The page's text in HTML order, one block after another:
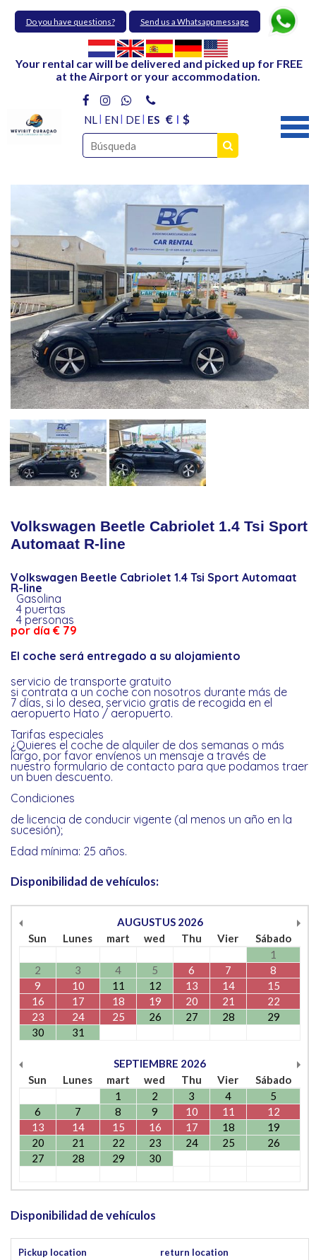
Do you have questions? Send us a Whatsapp message
Your rental car will be delivered and picked up for FREE
at the Airport or your accommodation.
NL EN DE ES € $
Volkswagen Beetle Cabriolet 1.4 Tsi Sport
Automaat R-line
Volkswagen Beetle Cabriolet 1.4 Tsi Sport Automaat
R-line
Gasolina
4 puertas
4 personas
por día € 79
El coche será entregado a su alojamiento
servicio de transporte gratuito
si contrata a un coche con nosotros durante más de
7 días, si lo desea, servicio gratis de recogida en el
aeropuerto Hato / aeropuerto.
Tarifas especiales
¿Quieres el coche de alquiler de dos semanas o más
largo, por favor envíenos un mensaje a través de
nuestro formulario de contacto para que podamos traer
un buen descuento.
Condiciones
de licencia de conducir vigente (al menos un año en la
sucesión);
Edad mínima: 25 años.
Disponibilidad de vehículos:
AUGUSTUS 2026
Sun
Lunes mart wed Thu Vier
Sábado
1
2
3 4 5 6 7
8
9
10 11 12 13 14
15
16
17 18 19 20 21
22
23
24 25 26 27 28
29
30
31
SEPTIEMBRE 2026
Sun
Lunes mart wed Thu Vier
Sábado
1
2 3 4
5
6
7 8 9 10 11
12
13
14 15 16 17 18
19
20
21 22 23 24 25
26
27
28 29 30
Disponibilidad de vehículos
Pickup location return location